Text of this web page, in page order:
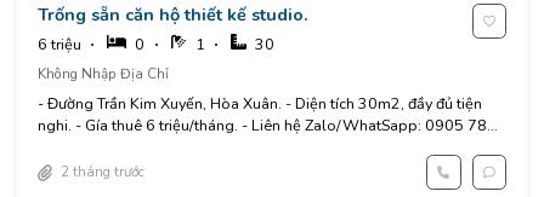
Trống sẵn căn hộ thiết kế studio.
6 triệu 0 1 30
Không Nhập Địa Chỉ
- Đường Trần Kim Xuyến, Hòa Xuân. - Diện tích 30m2, đầy đủ tiện
nghi. - Gía thuê 6 triệu/tháng. - Liên hệ Zalo/WhatSapp: 0905 784
2 tháng trước